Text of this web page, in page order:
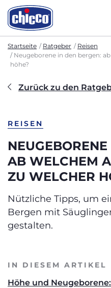
Startseite Ratgeber
Reisen
Neugeborene in den bergen:
höhe?
Zurück zu den
REISEN
AB WELCHEM
ZU WELCHER
Nützliche Tipps, um
Bergen mit
gestalten.
IN DIESEM ARTIKEL
Höhe und